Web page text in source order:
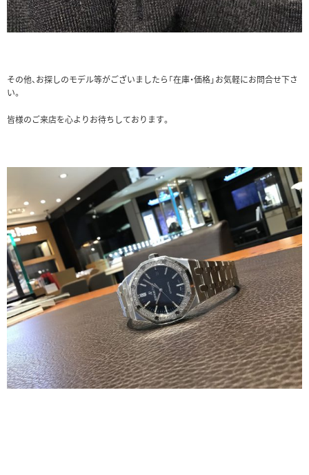
その他、お探しのモデル等がございましたら「在庫・価格」お気軽にお問合せ下さ
い。
皆様のご来店を心よりお待ちしております。